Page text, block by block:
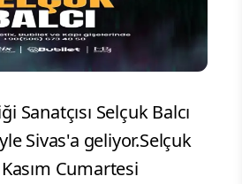
Sanatçısı Selçuk Balcı
Sivas'a geliyor.Selçuk
Cumartesi